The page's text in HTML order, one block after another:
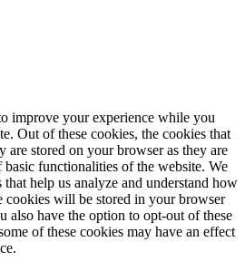
improve your experience while you
Out of these cookies, the cookies that
are stored on your browser as they are
functionalities of the website. We
help us analyze and understand how
cookies will be stored in your browser
also have the option to opt-out of these
of these cookies may have an effect